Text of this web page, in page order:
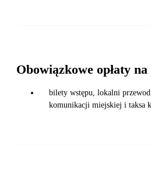
Obowiązkowe opłaty
bilety wstępu, lokalni
komunikacji miejskiej i taksa